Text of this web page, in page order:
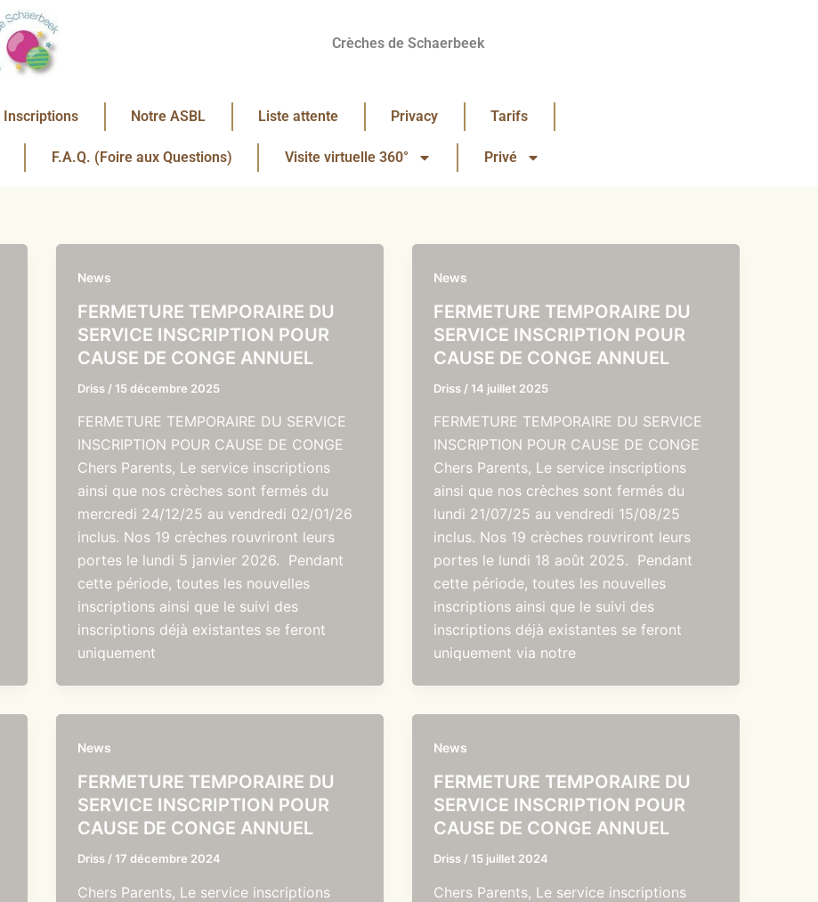
Crèches de Schaerbeek
Inscriptions Notre ASBL Liste attente Privacy Tarifs
F.A.Q. (Foire aux Questions) Visite virtuelle 360° Privé
News
FERMETURE TEMPORAIRE DU
SERVICE INSCRIPTION POUR
CAUSE DE CONGE ANNUEL
Driss / 15 décembre 2025
FERMETURE TEMPORAIRE DU SERVICE
INSCRIPTION POUR CAUSE DE CONGE
Chers Parents, Le service inscriptions
ainsi que nos crèches sont fermés du
mercredi 24/12/25 au vendredi 02/01/26
inclus. Nos 19 crèches rouvriront leurs
portes le lundi 5 janvier 2026. Pendant
cette période, toutes les nouvelles
inscriptions ainsi que le suivi des
inscriptions déjà existantes se feront
uniquement
News
FERMETURE TEMPORAIRE DU
SERVICE INSCRIPTION POUR
CAUSE DE CONGE ANNUEL
Driss / 14 juillet 2025
FERMETURE TEMPORAIRE DU SERVICE
INSCRIPTION POUR CAUSE DE CONGE
Chers Parents, Le service inscriptions
ainsi que nos crèches sont fermés du
lundi 21/07/25 au vendredi 15/08/25
inclus. Nos 19 crèches rouvriront leurs
portes le lundi 18 août 2025. Pendant
cette période, toutes les nouvelles
inscriptions ainsi que le suivi des
inscriptions déjà existantes se feront
uniquement via notre
News
FERMETURE TEMPORAIRE DU
SERVICE INSCRIPTION POUR
CAUSE DE CONGE ANNUEL
Driss / 17 décembre 2024
Chers Parents, Le service inscriptions
News
FERMETURE TEMPORAIRE DU
SERVICE INSCRIPTION POUR
CAUSE DE CONGE ANNUEL
Driss / 15 juillet 2024
Chers Parents, Le service inscriptions